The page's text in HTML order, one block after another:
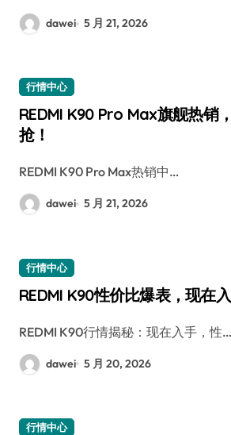
dawei 5 月 21, 2026
行情中心
REDMI K90 Pro Max旗舰热销
抢！
REDMI K90 Pro Max热销中…
dawei 5 月 21, 2026
行情中心
REDMI K90性价比爆表，现在
REDMI K90行情揭秘：现在入手，性…
dawei 5 月 20, 2026
行情中心